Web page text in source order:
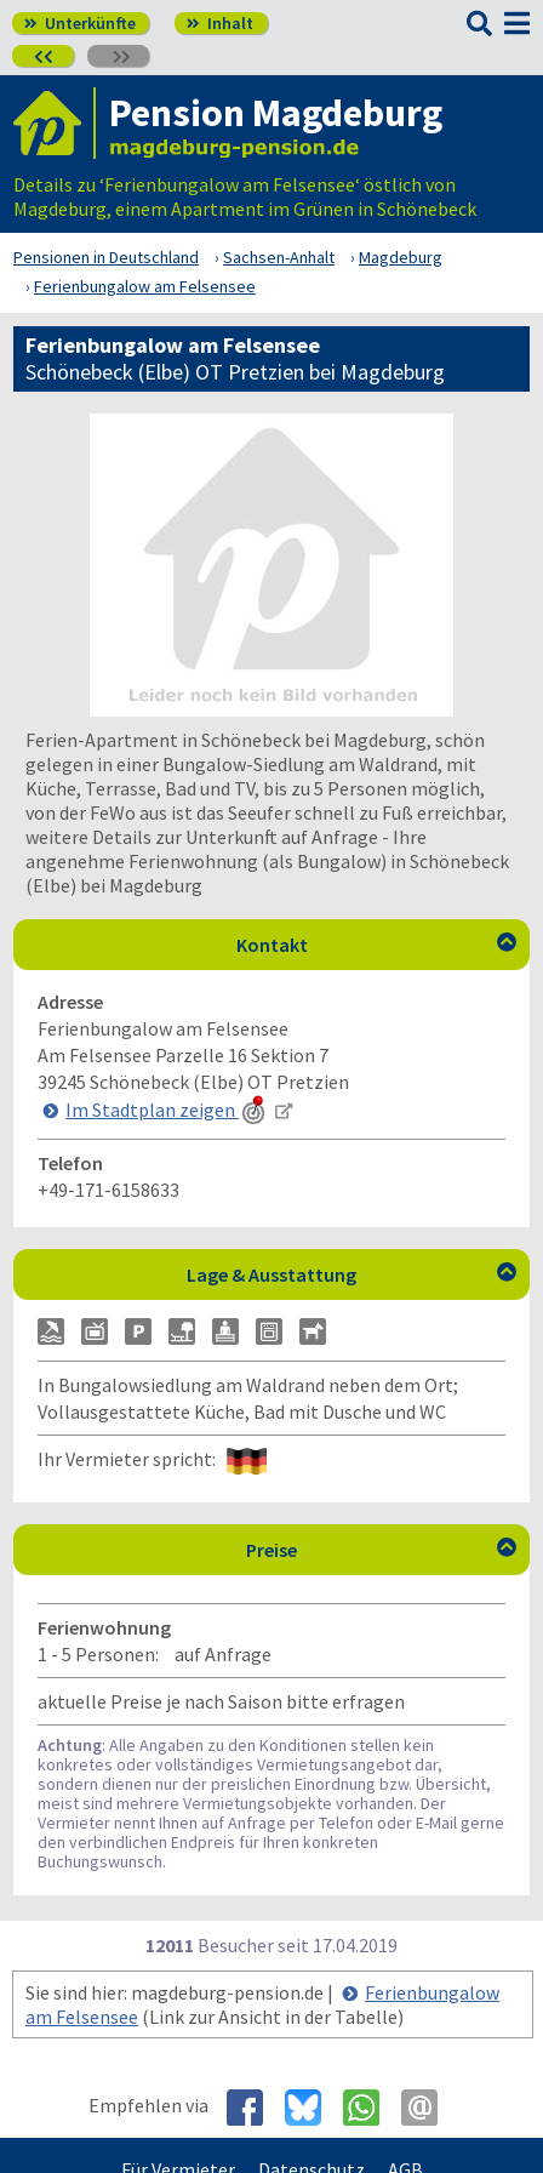
 Unterkünfte  Inhalt
 

Pension Magdeburg
Details zu ‘Ferienbungalow am Felsensee‘ östlich von
Magdeburg, einem Apartment im Grünen in Schönebeck
Pensionen in Deutschland Sachsen-Anhalt
Magdeburg
Ferienbungalow am Felsensee
Ferienbungalow am Felsensee
Schönebeck (Elbe) OT Pretzien bei Magdeburg
Ferien-Apartment in Schönebeck bei Magdeburg, schön
gelegen in einer Bungalow-Siedlung am Waldrand, mit
Küche, Terrasse, Bad und TV, bis zu 5 Personen möglich,
von der FeWo aus ist das Seeufer schnell zu Fuß erreichbar,
weitere Details zur Unterkunft auf Anfrage - Ihre
angenehme Ferienwohnung (als Bungalow) in Schönebeck
(Elbe) bei Magdeburg
Kontakt 
Adresse
Ferienbungalow am Felsensee
Am Felsensee Parzelle 16 Sektion 7
39245 Schönebeck (Elbe) OT Pretzien
Im Stadtplan zeigen
Telefon
+49-171-6158633
Lage & Ausstattung 
In Bungalowsiedlung am Waldrand neben dem Ort;
Vollausgestattete Küche, Bad mit Dusche und WC
Ihr Vermieter spricht:
Preise 
Ferienwohnung
1 - 5 Personen:
auf Anfrage
aktuelle Preise je nach Saison bitte erfragen
Achtung: Alle Angaben zu den Konditionen stellen kein
konkretes oder vollständiges Vermietungsangebot dar,
sondern dienen nur der preislichen Einordnung bzw. Übersicht,
meist sind mehrere Vermietungsobjekte vorhanden. Der
Vermieter nennt Ihnen auf Anfrage per Telefon oder E-Mail gerne
den verbindlichen Endpreis für Ihren konkreten
Buchungswunsch.
12011 Besucher seit 17.04.2019
Sie sind hier: magdeburg-pension.de |
Ferienbungalow
am Felsensee (Link zur Ansicht in der Tabelle)
Empfehlen via